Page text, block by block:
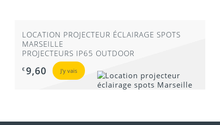
LOCATION PROJECTEUR ÉCLAIRAGE SPOTS
MARSEILLE
PROJECTEURS IP65 OUTDOOR
€ 9,60 J'y vais